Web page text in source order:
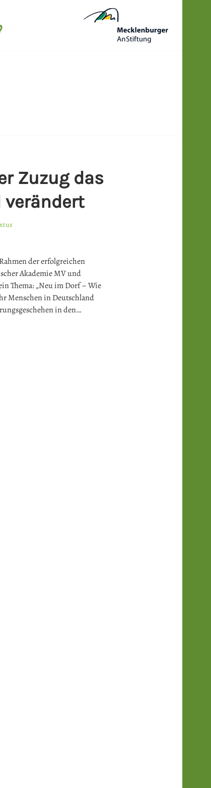
Zuzug das
verändert
der erfolgreichen
Akademie MV und
Thema: „Neu im Dorf – Wie
Menschen in Deutschland
in den…